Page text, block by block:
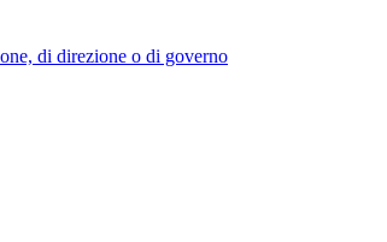
di direzione o di governo